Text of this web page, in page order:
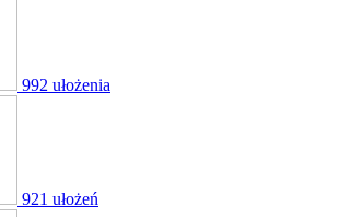
992 ułożenia
921 ułożeń